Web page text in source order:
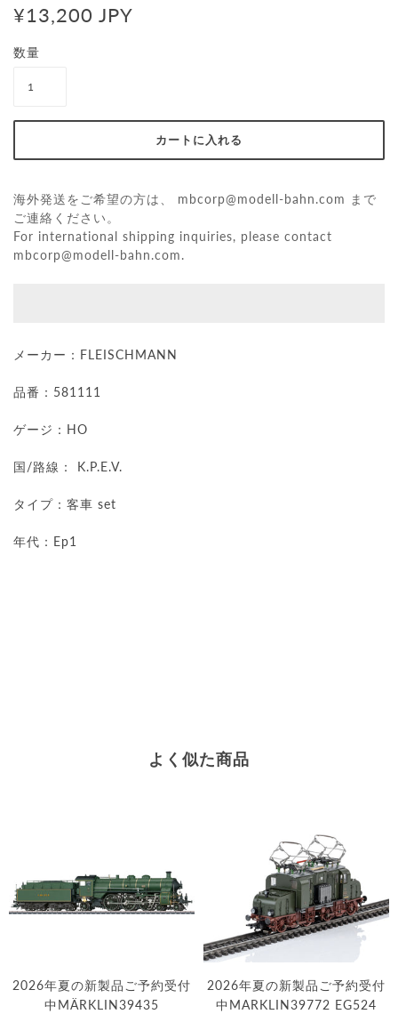
¥13,200 JPY
数量
海外発送をご希望の方は、 mbcorp@modell-bahn.com
まで
ご連絡ください。
For international shipping inquiries, please contact
mbcorp@modell-bahn.com.
メーカー： FLEISCHMANN
品番：581111
ゲージ：HO
国/路線： K.P.E.V.
タイプ：客車 set
年代：Ep1
よく似た商品
2026年夏の新製品ご予約受付
中MÄRKLIN39435
2026年夏の新製品ご予約受付
中MARKLIN39772 EG524